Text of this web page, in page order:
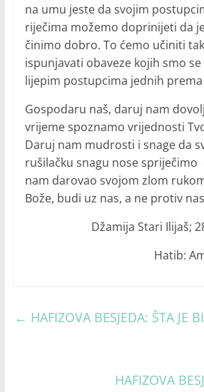
na umu jeste da svojim
riječima možemo doprinijeti da
činimo dobro. To ćemo učiniti
ispunjavati obaveze kojih smo
lijepim postupcima jednih
Gospodaru naš, daruj nam
vrijeme spoznamo vrijednosti
Daruj nam mudrosti i snage da
rušilačku snagu nose spriječimo
nam darovao svojom zlom
Bože, budi uz nas, a ne protiv
Džamija Stari Ilijaš;
Hatib:
← HAFIZOVA BESJEDA: ŠTA JE
HAFIZOVA